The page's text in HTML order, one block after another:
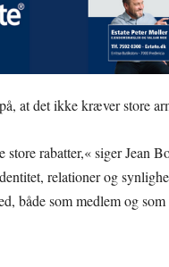
at det ikke kræver store
store rabatter,« siger Jean
relationer og
både som medlem og som